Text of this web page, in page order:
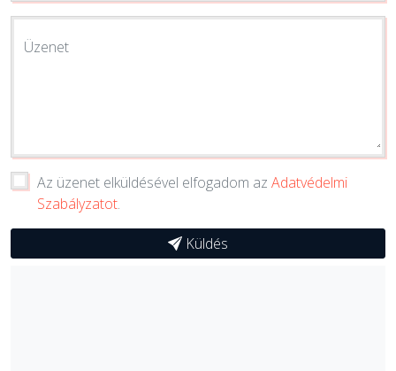
Üzenet
Az üzenet elküldésével elfogadom az Adatvédelmi
Szabályzatot.
Küldés